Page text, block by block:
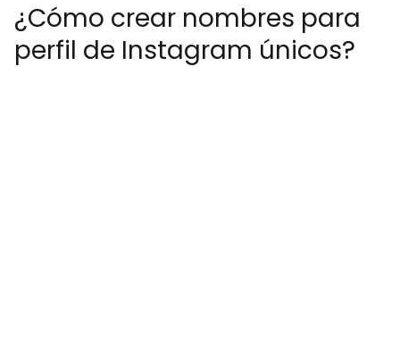
¿Cómo crear nombres para
perfil de Instagram únicos?